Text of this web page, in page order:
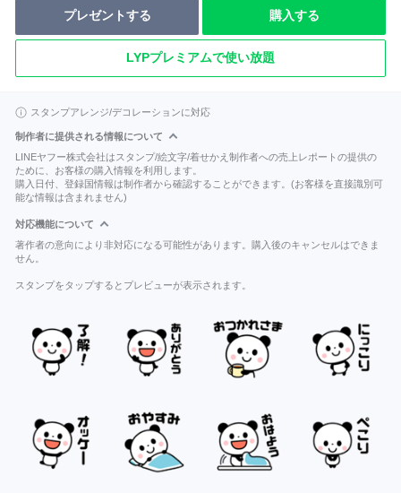
プレゼントする 購入する
LYPプレミアムで使い放題
スタンプアレンジ/デコレーションに対応
制作者に提供される情報について
LINEヤフー株式会社はスタンプ/絵文字/着せかえ制作者への売上レポートの提供の
ために、お客様の購入情報を利用します。
購入日付、登録国情報は制作者から確認することができます。(お客様を直接識別可
能な情報は含まれません)
対応機能について
著作者の意向により非対応になる可能性があります。購入後のキャンセルはできま
せん。
スタンプをタップするとプレビューが表示されます。